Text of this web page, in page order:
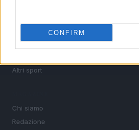
CONFIRM
Motori
Altri sport
Chi siamo
Redazione